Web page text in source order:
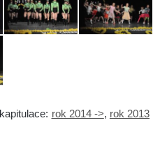
rok 2014 ->, rok 2013